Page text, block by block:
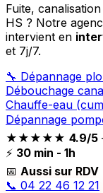
Fuite,
HS ? Notre
intervient en
et 7j/7.
🔧 Dépannage
Débouchage
Chauffe-eau
Dépannage
★★★★★ 4.9/5
⚡ 30 min - 1h
📅 Aussi sur RDV
📞 04 22 46 12 21